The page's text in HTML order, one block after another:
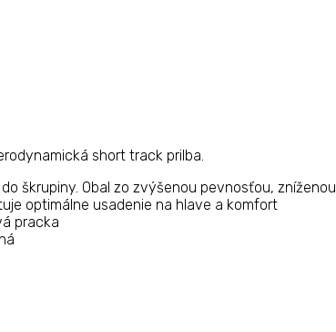
short track prilba.
škrupiny. Obal zo zvýšenou pevnosťou,
optimálne usadenie na hlave a komfort
pracka